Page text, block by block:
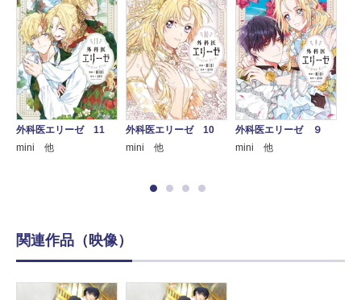
外科医エリーゼ 11
mini 他
外科医エリーゼ 10
mini 他
外科医エリーゼ ９
mini 他
関連作品（映像）